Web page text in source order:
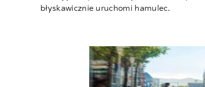
błyskawicznie uruchomi hamulec.